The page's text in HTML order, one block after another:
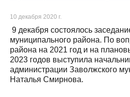
10 декабря 2020 г.
9 декабря состоялось
муниципального района. По
района на 2021 год и на
2023 годов выступила
администрации Заволжского
Наталья Смирнова.